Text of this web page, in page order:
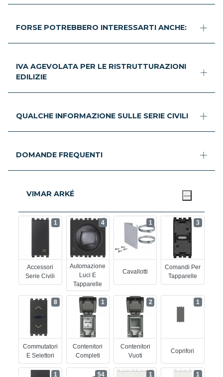
FORSE POTREBBERO INTERESSARTI ANCHE:
IVA AGEVOLATA PER LE RISTRUTTURAZIONI
EDILIZIE
QUALCHE INFORMAZIONE SULLE SERIE CIVILI
DOMANDE FREQUENTI
VIMAR ARKÉ
Accessori
Serie Civili
1
Automazione
Luci E
Tapparelle
4
Cavallotti
1
Comandi Per
Tapparelle
3
Commutatori
E Selettori
8
Contenitori
Completi
1
Contenitori
Vuoti
2
Coprifori
1
1 54 1 1